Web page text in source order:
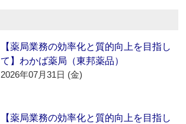
【薬局業務の効率化と質的向上を目指し
て】わかば薬局（東邦薬品）
2026年07月31日 (金)
【薬局業務の効率化と質的向上を目指し